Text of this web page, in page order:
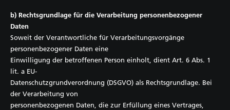
b) Rechtsgrundlage für die Verarbeitung personenbezogener
Daten
Soweit der Verantwortliche für Verarbeitungsvorgänge
personenbezogener Daten eine
Einwilligung der betroffenen Person einholt, dient Art. 6 Abs. 1
lit. a EU-
Datenschutzgrundverordnung (DSGVO) als Rechtsgrundlage. Bei
der Verarbeitung von
personenbezogenen Daten, die zur Erfüllung eines Vertrages,